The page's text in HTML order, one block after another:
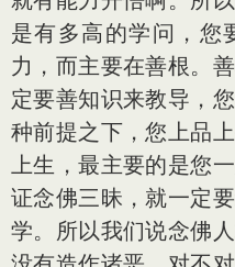
是有多高的学问，您
力，而主要在善根。
定要善知识来教导，
种前提之下，您上品
上生，最主要的是您
证念佛三昧，就一定
学。所以我们说念佛